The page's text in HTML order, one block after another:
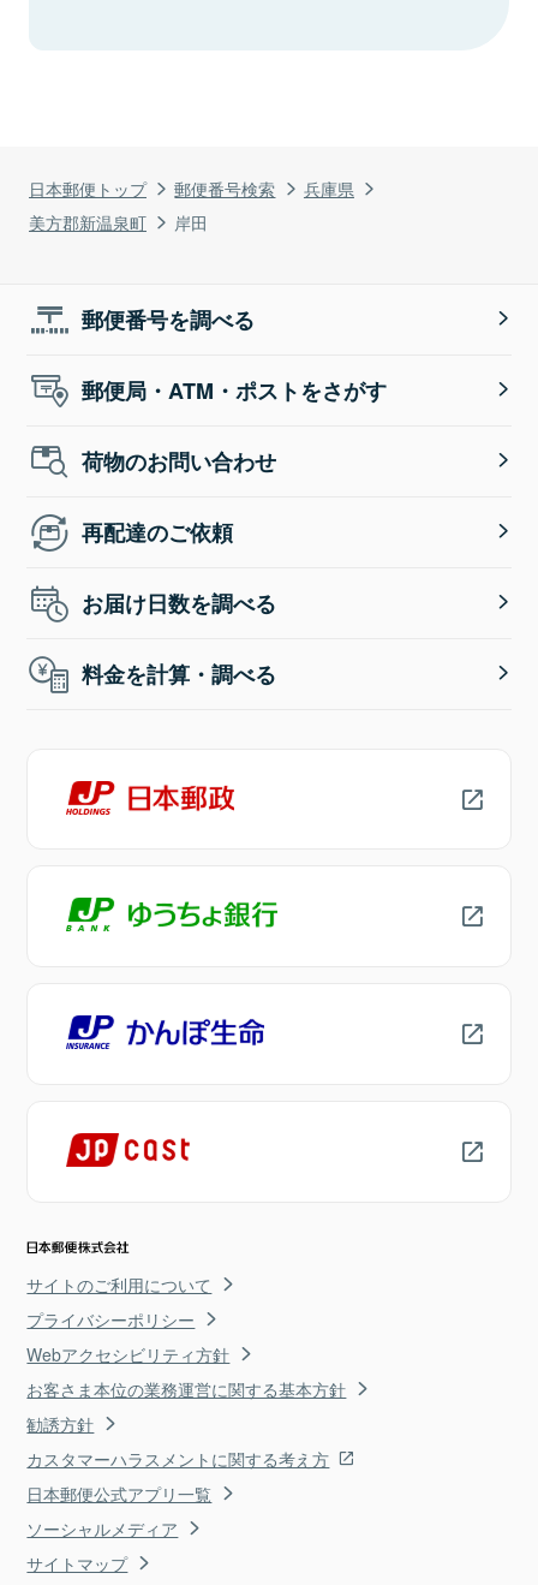
日本郵便トップ 郵便番号検索
兵庫県
美方郡新温泉町
岸田
郵便番号を調べる
郵便局・ATM・ポストをさがす
荷物のお問い合わせ
再配達のご依頼
お届け日数を調べる
料金を計算・調べる
サイトのご利用について
プライバシーポリシー
Webアクセシビリティ方針
お客さま本位の業務運営に関する基本方針
勧誘方針
カスタマーハラスメントに関する考え方
日本郵便公式アプリ一覧
ソーシャルメディア
サイトマップ